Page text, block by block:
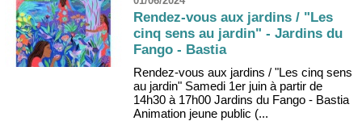
Rendez-vous aux jardins / "Les
cinq sens au jardin" - Jardins du
Fango - Bastia
Rendez-vous aux jardins / "Les cinq sens
au jardin" Samedi 1er juin à partir de
14h30 à 17h00 Jardins du Fango - Bastia
Animation jeune public (...